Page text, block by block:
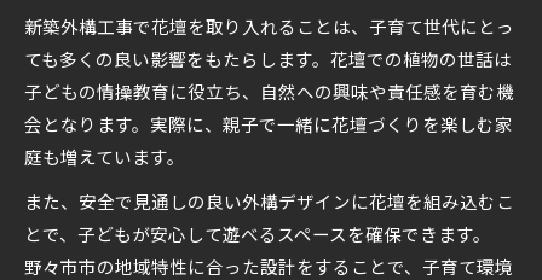
新築外構工事で花壇を取り入れることは、子育て世代にとっ
ても多くの良い影響をもたらします。花壇での植物の世話は
子どもの情操教育に役立ち、自然への興味や責任感を育む機
会となります。実際に、親子で一緒に花壇づくりを楽しむ家
庭も増えています。
また、安全で見通しの良い外構デザインに花壇を組み込むこ
とで、子どもが安心して遊べるスペースを確保できます。
野々市市の地域特性に合った設計をすることで、子育て環境